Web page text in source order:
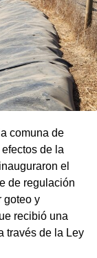
comuna de
de la
el
de regulación
goteo y
recibió una
través de la Ley